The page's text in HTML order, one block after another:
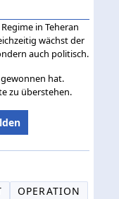
in Teheran
wächst der
auch politisch.
hat.
zu überstehen.
OPERATION